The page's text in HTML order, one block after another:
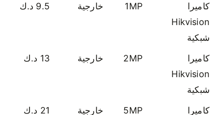
كاميرا
Hikvision
شبكية
1MP خارجية 9.5 د.ك
كاميرا
Hikvision
شبكية
2MP خارجية 13 د.ك
كاميرا 5MP خارجية 21 د.ك